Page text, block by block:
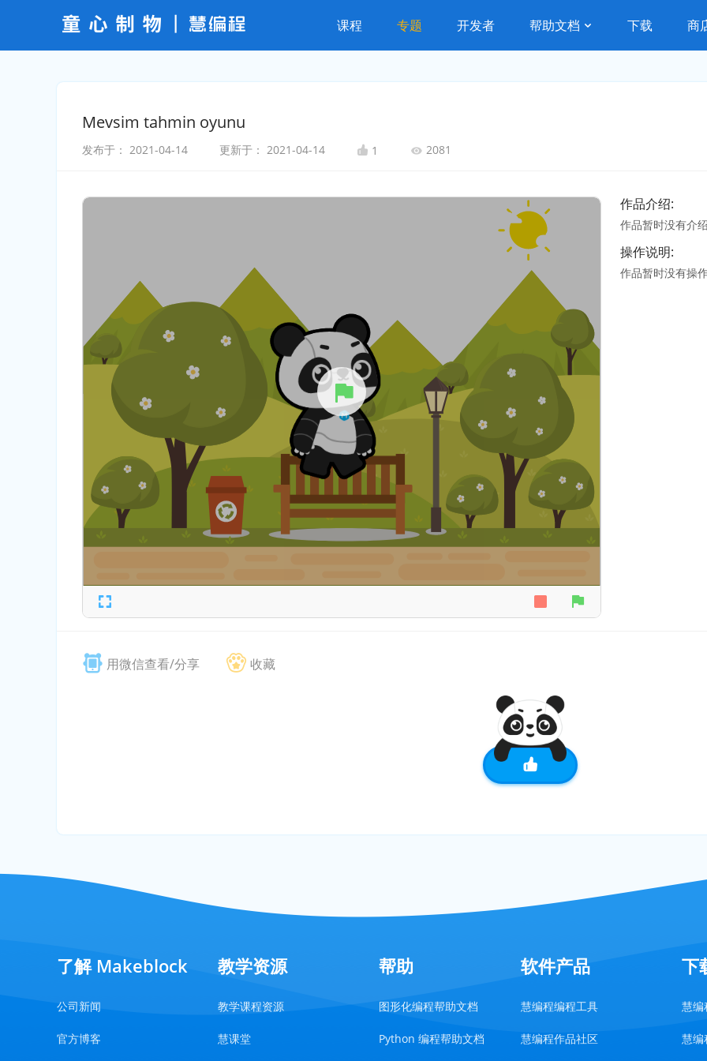
课程 专题 开发者 帮助文档 下载 商
Mevsim tahmin oyunu
发布于： 2021-04-14 更新于： 2021-04-14 1 2081
作品介绍:
作品暂时没有介
操作说明:
作品暂时没有操
用微信查看/分享 收藏
了解 Makeblock
公司新闻
官方博客
教学资源
教学课程资源
慧课堂
帮助
图形化编程帮助文档
Python 编程帮助文档
软件产品
慧编程编程工具
慧编程作品社区
下
慧
慧